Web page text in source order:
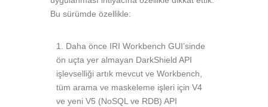
Bu sürümde özellikle:
Daha önce IRI Workbench GUI’sinde
ön uçta yer almayan DarkShield API
işlevselliği artık mevcut ve Workbench,
tüm arama ve maskeleme işleri için V4
ve yeni V5 (NoSQL ve RDB) API